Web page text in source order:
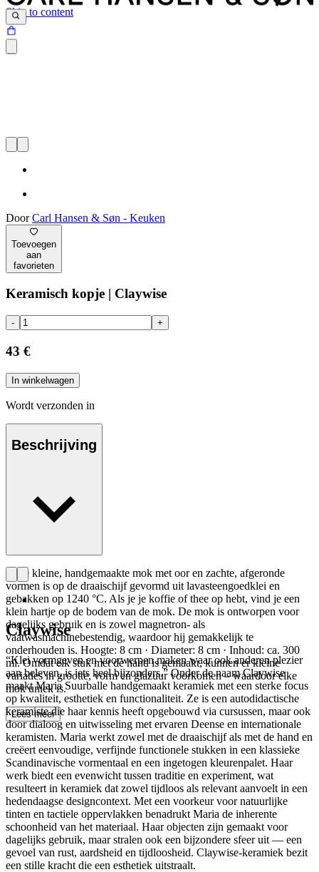
Skip to content
DoorCarl Hansen & Søn - Keuken
Toevoegen
aan
favorieten
Keramisch kopje | Claywise
- +
43 €
In winkelwagen
Wordt verzonden in
Beschrijving
Deze kleine, handgemaakte mok met oor en zachte, afgeronde
vormen is op de draaischijf gevormd uit lavasteengoedklei en
gebakken op 1240 °C. Als je je koffie of thee op hebt, vind je een
klein hartje op de bodem van de mok. De mok is ontworpen voor
dagelijks gebruik en is zowel magnetron- als
vaatwasmachinebestendig, waardoor hij gemakkelijk te
onderhouden is. Hoogte: 8 cm · Diameter: 8 cm · Inhoud: ca. 300
ml. Omdat elk stuk met de hand is gemaakt, kunnen er kleine
variaties in grootte, vorm en glazuur voorkomen – waardoor elke
mok uniek is.
Lees meer
Claywise
“Klei vormgeven en voorwerpen maken waar ook anderen plezier
aan beleven, is iets heel bijzonders.” Onder de naam Claywise
maakt Maria Suurballe handgemaakt keramiek met een sterke focus
op kwaliteit, esthetiek en functionaliteit. Ze is een autodidactische
keramiste die haar kennis heeft opgebouwd via cursussen, maar ook
door dialoog en uitwisseling met ervaren Deense en internationale
keramisten. Maria werkt zowel met de draaischijf als met de hand en
creëert eenvoudige, verfijnde functionele stukken in een klassieke
Scandinavische vormentaal en een ingetogen kleurenpalet. Haar
werk biedt een evenwicht tussen traditie en experiment, wat
resulteert in keramiek dat zowel tijdloos als relevant aanvoelt in een
hedendaagse designcontext. Met een voorkeur voor natuurlijke
tinten en tactiele oppervlakken benadrukt Maria de inherente
schoonheid van het materiaal. Haar objecten zijn gemaakt voor
dagelijks gebruik, maar stralen ook een bijzondere sfeer uit — een
gevoel van rust, aardsheid en tijdloosheid. Claywise-keramiek bezit
een stille kracht die een esthetiek uitstraalt.